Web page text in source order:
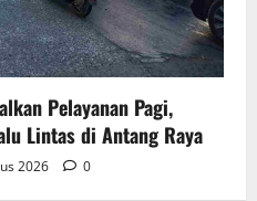
Pelayanan Pagi,
Lintas di Antang Raya
2026 0